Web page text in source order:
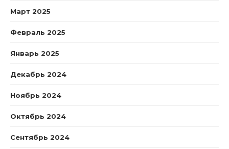
Март 2025
Февраль 2025
Январь 2025
Декабрь 2024
Ноябрь 2024
Октябрь 2024
Сентябрь 2024